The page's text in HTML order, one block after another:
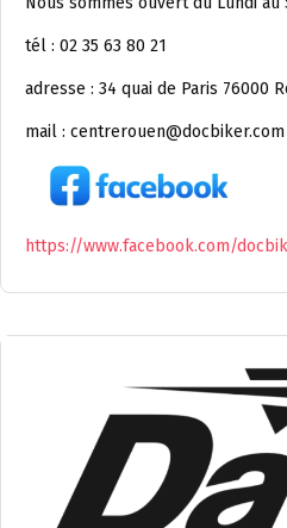
tél : 02 35 63 80 21
adresse : 34 quai de Paris 76000
mail : centrerouen@docbiker.com
https://www.facebook.com/